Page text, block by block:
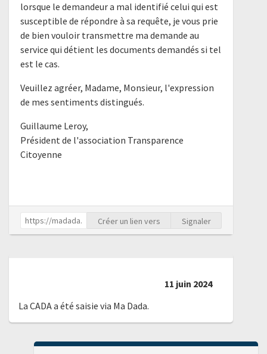
lorsque le demandeur a mal identifié celui qui est
susceptible de répondre à sa requête, je vous prie
de bien vouloir transmettre ma demande au
service qui détient les documents demandés si tel
est le cas.
Veuillez agréer, Madame, Monsieur, l'expression
de mes sentiments distingués.
Guillaume Leroy,
Président de l'association Transparence
Citoyenne
Créer un lien vers Signaler
11 juin 2024
La CADA a été saisie via Ma Dada.